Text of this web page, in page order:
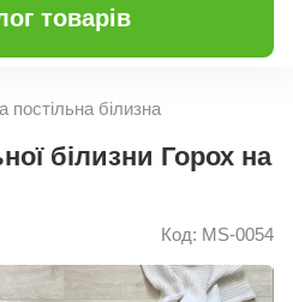
товарів
постільна білизна
білизни Горох на
Код: MS-0054